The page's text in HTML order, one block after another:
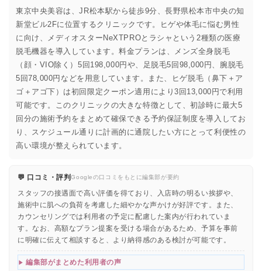
東京中央美容は、JR松本駅から徒歩9分、長野県松本市中央の知
新堂ビル2Fに位置するクリニックです。ヒゲや体毛に悩む男性
に向け、メディオスターNeXTPROとラシャという2種類の医療
脱毛機器を導入しています。料金プランは、メンズ全身脱毛
（顔・VIO除く）5回198,000円や、足脱毛5回98,000円、腕脱毛
5回78,000円などを用意しています。また、ヒゲ脱毛（鼻下＋ア
ゴ＋アゴ下）は初回限定クーポン適用により3回13,000円で利用
可能です。このクリニックの大きな特徴として、初診時に最大5
回分の施術予約をまとめて確保できる予約保証制度を導入してお
り、スケジュール通りに計画的に通院したい方にとって利便性の
高い環境が整えられています。
💬 口コミ・評判Googleの口コミをもとに編集部が要約
スタッフの接遇面で高い評価を得ており、入店時の明るい挨拶や、
施術中に肌への負荷を考慮した細やかな声かけが好評です。また、
カウンセリングでは利用者の予定に配慮した案内が行われていま
す。なお、高額なプラン提案を受ける場合があるため、予算を事前
に明確に伝えて相談すると、より納得感のある検討が可能です。
編集部がまとめた利用者の声